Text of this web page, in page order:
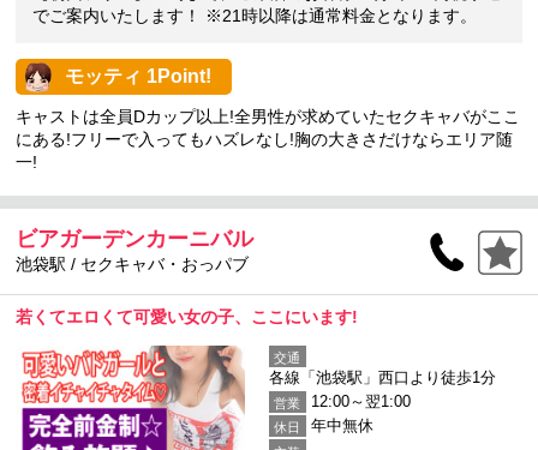
でご案内いたします！ ※21時以降は通常料金となります。
モッティ 1Point!
キャストは全員Dカップ以上!全男性が求めていたセクキャバがここ
にある!フリーで入ってもハズレなし!胸の大きさだけならエリア随
一!
ビアガーデンカーニバル
池袋駅 / セクキャバ・おっパブ
若くてエロくて可愛い女の子、ここにいます!
交通
各線「池袋駅」西口より徒歩1分
営業 12:00～翌1:00
休日 年中無休